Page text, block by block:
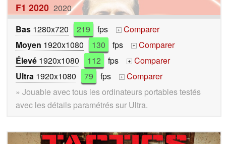
F1 2020 2020
Bas 1280x720 219 fps +
Comparer
Moyen 1920x1080 130 fps +
Comparer
Élevé 1920x1080 112 fps +
Comparer
Ultra 1920x1080 79 fps +
Comparer
» Jouable avec tous les ordinateurs portables testés
avec les détails paramétrés sur Ultra.